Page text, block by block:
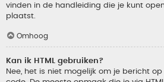
vinden in de handleiding die je kunt
plaatst.
Omhoog
Kan ik HTML gebruiken?
Nee, het is niet mogelijk om je bericht